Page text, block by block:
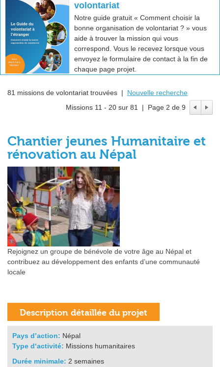
volontariat
Notre guide gratuit « Comment choisir la
bonne organisation de volontariat ? » vous
aide à trouver la mission qui vous
correspond. Vous le recevez lorsque vous
envoyez le formulaire de contact à la fin de
chaque page projet.
81 missions de volontariat trouvées | Nouvelle recherche
Missions 11 - 20 sur 81 | Page 2 de 9
Chantier jeunes Humanitaire et
rénovation au Népal
Rejoignez un groupe de bénévole de votre âge au Népal et
contribuez au développement des enfants d’une communauté
locale
Pays d’action: Népal
Type d‘activité: Missions humanitaires
Durée minimale: 2 semaines